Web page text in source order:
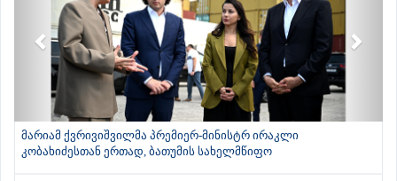
მარიამ ქვრივიშვილმა პრემიერ-მინისტრ ირაკლი
კობახიძესთან ერთად, ბათუმის სახელმწიფო